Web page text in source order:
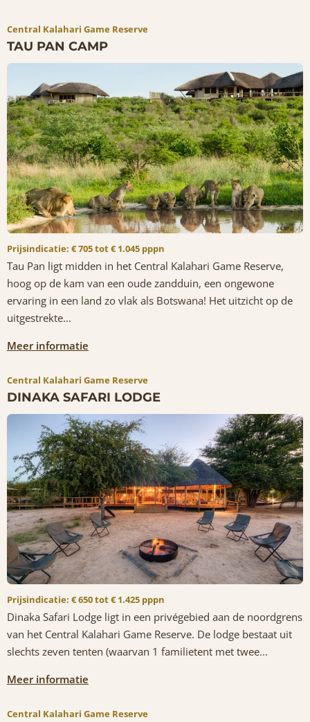
Central Kalahari Game Reserve
TAU PAN CAMP
Prijsindicatie: € 705 tot € 1.045 pppn
Tau Pan ligt midden in het Central Kalahari Game Reserve,
hoog op de kam van een oude zandduin, een ongewone
ervaring in een land zo vlak als Botswana! Het uitzicht op de
uitgestrekte...
Meer informatie
Central Kalahari Game Reserve
DINAKA SAFARI LODGE
Prijsindicatie: € 650 tot € 1.425 pppn
Dinaka Safari Lodge ligt in een privégebied aan de noordgrens
van het Central Kalahari Game Reserve. De lodge bestaat uit
slechts zeven tenten (waarvan 1 familietent met twee...
Meer informatie
Central Kalahari Game Reserve